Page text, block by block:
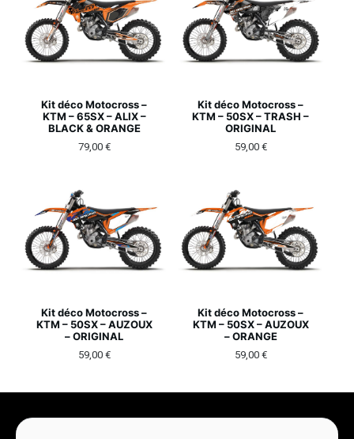
Kit déco Motocross –
KTM – 65SX – ALIX –
BLACK & ORANGE
79,00 €
Kit déco Motocross –
KTM – 50SX – TRASH –
ORIGINAL
59,00 €
Kit déco Motocross –
KTM – 50SX – AUZOUX
– ORIGINAL
59,00 €
Kit déco Motocross –
KTM – 50SX – AUZOUX
– ORANGE
59,00 €